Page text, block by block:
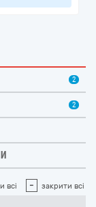
2
2
всі - закрити всі